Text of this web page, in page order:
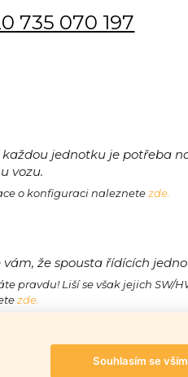
735 070 197
každou jednotku je potřeba
vozu.
o konfiguraci naleznetezde.
vám, že spousta řídících
pravdu! Liší se však jejich SW/
zde.
Souhlasím se vším